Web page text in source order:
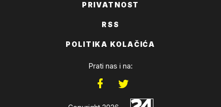
PRIVATNOST
RSS
POLITIKA KOLAČIĆA
Prati nas i na: